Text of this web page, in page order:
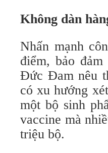
Không dàn
Nhấn mạnh
điểm, bảo
Đức Đam nêu
có xu hướng
một bộ sinh
vaccine mà
triệu bộ.